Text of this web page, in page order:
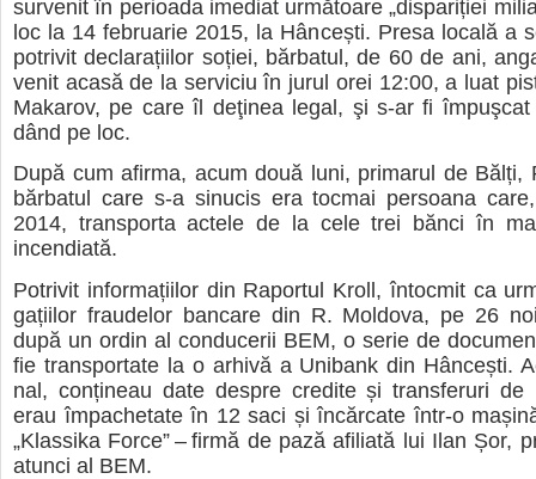
sur­ve­nit în peri­oada ime­diat urmă­toare „dis­pa­ri­ției
loc la 14 febru­a­rie 2015, la Hân­cești. Presa locală a
potri­vit decla­ra­ți­i­lor soției, băr­ba­tul, de 60 de ani,
venit acasă de la ser­vi­ciu în jurul orei 12:00, a luat
Maka­rov, pe care îl deţi­nea legal, şi s-ar fi
dând pe loc.
După cum afirma, acum două luni, pri­ma­rul de Bălți,
băr­ba­tul care s-a sinu­cis era toc­mai per­soana
2014, trans­porta actele de la cele trei bănci în
incen­di­ată.
Potri­vit infor­ma­ți­i­lor din Rapor­tul Kroll, întoc­mit ca
ga­ți­i­lor fra­u­de­lor ban­care din R. Mol­dova, pe 26
după un ordin al con­du­ce­rii BEM, o serie de
fie trans­por­tate la o arhivă a Uni­bank din Hân­cești.
nal, con­ți­neau date des­pre cre­dite și trans­fe­ruri de
erau împa­che­tate în 12 saci și încăr­cate într-o
„Kla­s­sika Force” – firmă de pază afi­li­ată lui Ilan Șor,
atunci al BEM.